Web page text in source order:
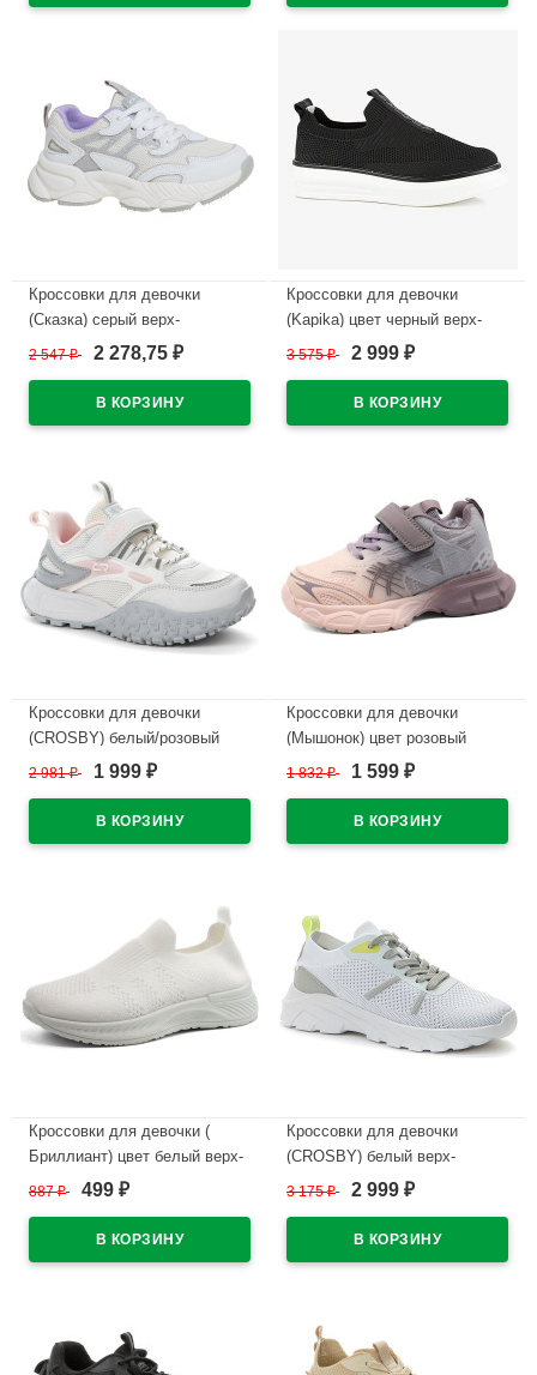
Кроссовки для девочки
(Сказка) серый верх-
искуственная кожа
R070874878W
2 547₽ 2 278,75 ₽
Кроссовки для девочки
(Kapika) цвет черный верх-
текстиль подкладка-текстиль/
ряд 35-39 артикул 74809-1
3 575₽ 2 999 ₽
Кроссовки для девочки
(CROSBY) белый/розовый
верх-сетка/искусственная
текстиль арт.247320/01-04
2 981₽ 1 999 ₽
Кроссовки для девочки
(Мышонок) цвет розовый
верх-текстиль подкладка-
1 832₽ 1 599 ₽
Кроссовки для девочки (
Бриллиант) цвет белый верх-
искуственная кожа
887₽ 499 ₽
Кроссовки для девочки
(CROSBY) белый верх-
текстиль/искусственная
текстиль артикул 447030/02-
01
3 175₽ 2 999 ₽